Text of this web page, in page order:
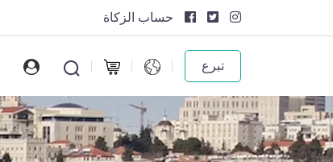
حساب الزكاة
تبرع